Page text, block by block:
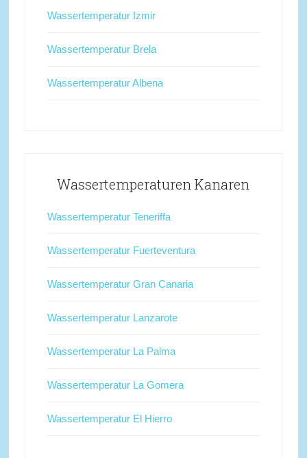
Wassertemperatur Izmir
Wassertemperatur Brela
Wassertemperatur Albena
Wassertemperaturen Kanaren
Wassertemperatur Teneriffa
Wassertemperatur Fuerteventura
Wassertemperatur Gran Canaria
Wassertemperatur Lanzarote
Wassertemperatur La Palma
Wassertemperatur La Gomera
Wassertemperatur El Hierro